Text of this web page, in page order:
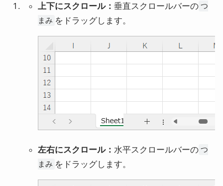
上下にスクロール： 垂直スクロールバーの つ
まみ をドラッグします。
左右にスクロール： 水平スクロールバーの つ
まみ をドラッグします。